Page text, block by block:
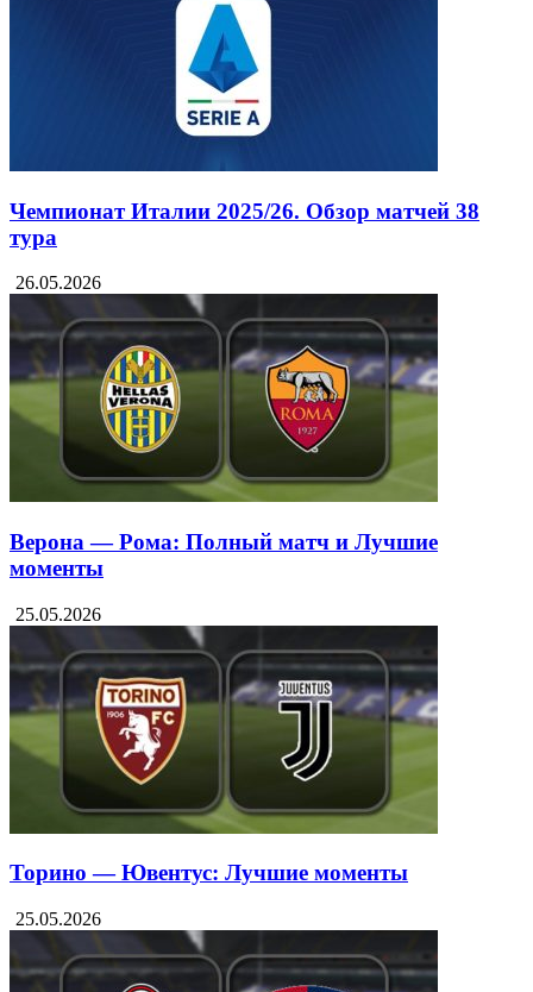
Чемпионат Италии 2025/26. Обзор матчей 38
тура
26.05.2026
Верона — Рома: Полный матч и Лучшие
моменты
25.05.2026
Торино — Ювентус: Лучшие моменты
25.05.2026